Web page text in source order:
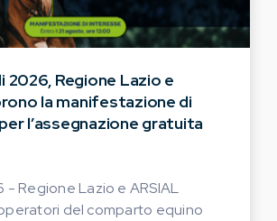
2026, Regione Lazio e
la manifestazione di
l’assegnazione gratuita
Regione Lazio e ARSIAL
del comparto equino